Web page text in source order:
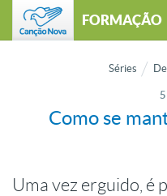
FORMAÇÃO
Séries
Como se
Uma vez erguido, é